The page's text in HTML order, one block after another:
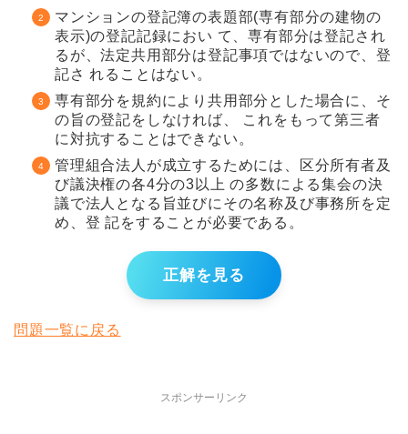
マンションの登記簿の表題部(専有部分の建物の
表示)の登記記録におい て、専有部分は登記され
るが、法定共用部分は登記事項ではないので、登
記さ れることはない。
専有部分を規約により共用部分とした場合に、そ
の旨の登記をしなければ、 これをもって第三者
に対抗することはできない。
管理組合法人が成立するためには、区分所有者及
び議決権の各4分の3以上 の多数による集会の決
議で法人となる旨並びにその名称及び事務所を定
め、登 記をすることが必要である。
正解を見る
問題一覧に戻る
スポンサーリンク